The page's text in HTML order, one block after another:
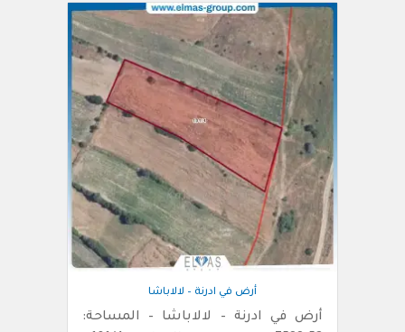
أرض في ادرنة – لالاباشا
أرض في ادرنة – لالاباشا – المساحة: